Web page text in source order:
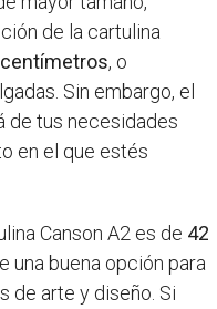
de la cartulina
centímetros, o
Sin embargo, el
de tus necesidades
en el que estés
Canson A2 es de 42
una buena opción para
de arte y diseño. Si